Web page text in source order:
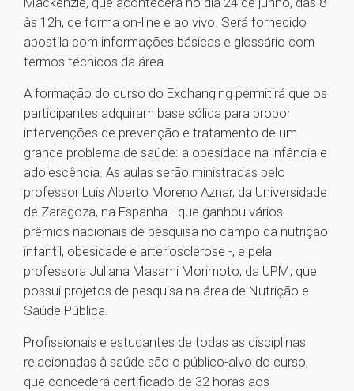
às 12h, de forma on-line e ao vivo. Será fornecido
apostila com informações básicas e glossário com
termos técnicos da área.
A formação do curso do Exchanging permitirá que os
participantes adquiram base sólida para propor
intervenções de prevenção e tratamento de um
grande problema de saúde: a obesidade na infância e
adolescência. As aulas serão ministradas pelo
professor Luis Alberto Moreno Aznar, da Universidade
de Zaragoza, na Espanha - que ganhou vários
prêmios nacionais de pesquisa no campo da nutrição
infantil, obesidade e arteriosclerose -, e pela
professora Juliana Masami Morimoto, da UPM, que
possui projetos de pesquisa na área de Nutrição e
Saúde Pública.
Profissionais e estudantes de todas as disciplinas
relacionadas à saúde são o público-alvo do curso,
que concederá certificado de 32 horas aos